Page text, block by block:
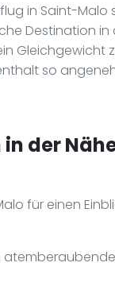
in Saint-Malo
Destination in
Gleichgewicht
so
der
für einen